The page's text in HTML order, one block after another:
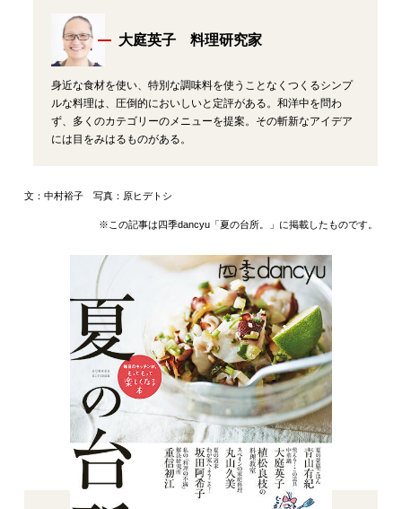
大庭英子 料理研究家
身近な食材を使い、特別な調味料を使うことなくつくるシンプ
ルな料理は、圧倒的においしいと定評がある。和洋中を問わ
ず、多くのカテゴリーのメニューを提案。その斬新なアイデア
には目をみはるものがある。
文：中村裕子 写真：原ヒデトシ
※この記事は四季dancyu「夏の台所。」に掲載したものです。